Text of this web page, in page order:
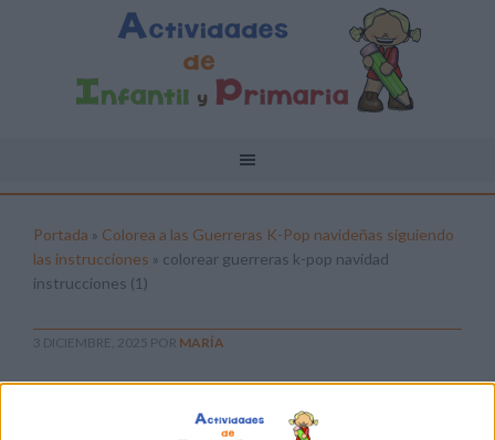
Portada » Colorea a las Guerreras K-Pop navideñas siguiendo
las instrucciones » colorear guerreras k-pop navidad
instrucciones (1)
3 DICIEMBRE, 2025 POR MARÍA
instrucciones (1)